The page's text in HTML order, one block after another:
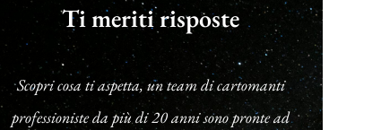
Ti meriti risposte
Scopri cosa ti aspetta, un team di cartomanti
professioniste da più di 20 anni sono pronte ad